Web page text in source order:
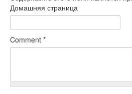
Домашняя страница
Comment *